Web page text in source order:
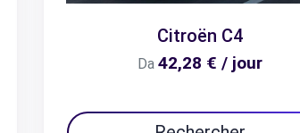
Citroën C4
Da 42,28 € / jour